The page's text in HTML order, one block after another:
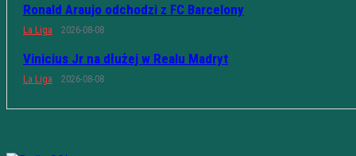
Ronald Araujo odchodzi z FC Barcelony
La Liga 2026-08-08
Vinicius Jr na dłużej w Realu Madryt
La Liga 2026-08-08